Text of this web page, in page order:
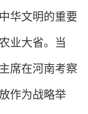
华文明的重要
业大省。当
席在河南考察
作为战略举